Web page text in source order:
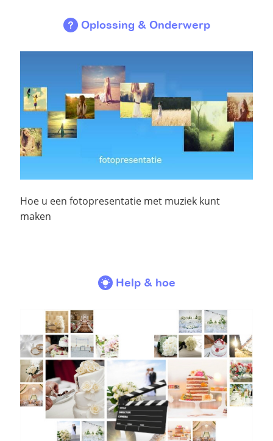
Oplossing & Onderwerp
Hoe u een fotopresentatie met muziek kunt
maken
Help & hoe